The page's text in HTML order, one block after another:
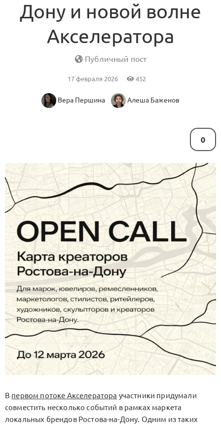
Дону и новой волне
Акселератора
Публичный пост
17 февраля 2026 452
Вера Першина Алеша Баженов
0
В первом потоке Акселератора участники придумали
совместить несколько событий в рамках маркета
локальных брендов Ростова-на-Дону. Одним из таких